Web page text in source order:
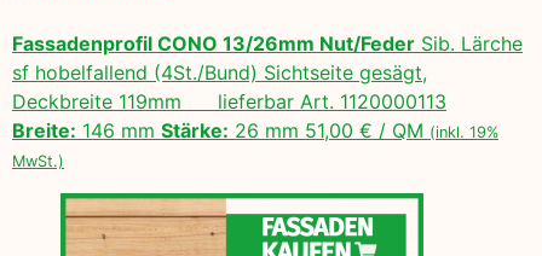
Fassadenprofil CONO 13/26mm Nut/Feder Sib. Lärche
sf hobelfallend (4St./Bund) Sichtseite gesägt,
Deckbreite 119mm lieferbar Art. 1120000113
Breite: 146 mm Stärke: 26 mm 51,00 € / QM (inkl. 19%
MwSt.)